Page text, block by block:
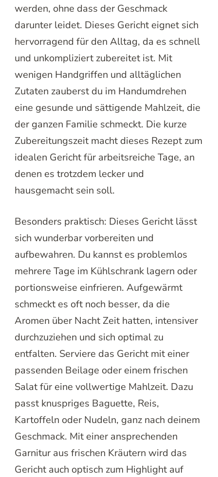
werden, ohne dass der Geschmack
darunter leidet. Dieses Gericht eignet sich
hervorragend für den Alltag, da es schnell
und unkompliziert zubereitet ist. Mit
wenigen Handgriffen und alltäglichen
Zutaten zauberst du im Handumdrehen
eine gesunde und sättigende Mahlzeit, die
der ganzen Familie schmeckt. Die kurze
Zubereitungszeit macht dieses Rezept zum
idealen Gericht für arbeitsreiche Tage, an
denen es trotzdem lecker und
hausgemacht sein soll.
Besonders praktisch: Dieses Gericht lässt
sich wunderbar vorbereiten und
aufbewahren. Du kannst es problemlos
mehrere Tage im Kühlschrank lagern oder
portionsweise einfrieren. Aufgewärmt
schmeckt es oft noch besser, da die
Aromen über Nacht Zeit hatten, intensiver
durchzuziehen und sich optimal zu
entfalten. Serviere das Gericht mit einer
passenden Beilage oder einem frischen
Salat für eine vollwertige Mahlzeit. Dazu
passt knuspriges Baguette, Reis,
Kartoffeln oder Nudeln, ganz nach deinem
Geschmack. Mit einer ansprechenden
Garnitur aus frischen Kräutern wird das
Gericht auch optisch zum Highlight auf